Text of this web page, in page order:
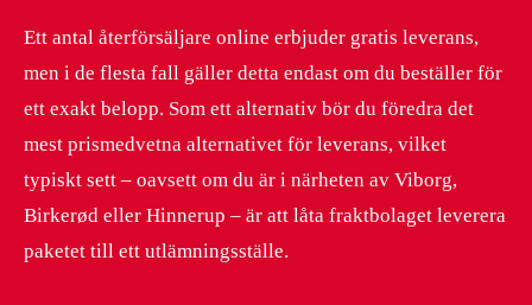
Ett antal återförsäljare online erbjuder gratis leverans,
men i de flesta fall gäller detta endast om du beställer för
ett exakt belopp. Som ett alternativ bör du föredra det
mest prismedvetna alternativet för leverans, vilket
typiskt sett – oavsett om du är i närheten av Viborg,
Birkerød eller Hinnerup – är att låta fraktbolaget leverera
paketet till ett utlämningsställe.